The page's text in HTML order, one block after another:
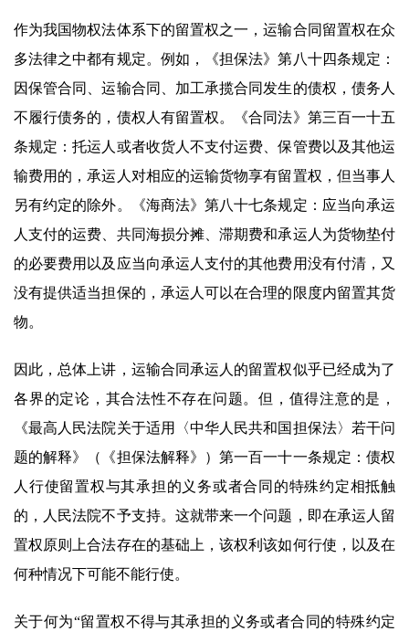
作为我国物权法体系下的留置权之一，运输合同留置权在众
多法律之中都有规定。例如，《担保法》第八十四条规定：
因保管合同、运输合同、加工承揽合同发生的债权，债务人
不履行债务的，债权人有留置权。《合同法》第三百一十五
条规定：托运人或者收货人不支付运费、保管费以及其他运
输费用的，承运人对相应的运输货物享有留置权，但当事人
另有约定的除外。《海商法》第八十七条规定：应当向承运
人支付的运费、共同海损分摊、滞期费和承运人为货物垫付
的必要费用以及应当向承运人支付的其他费用没有付清，又
没有提供适当担保的，承运人可以在合理的限度内留置其货
物。
因此，总体上讲，运输合同承运人的留置权似乎已经成为了
各界的定论，其合法性不存在问题。但，值得注意的是，
《最高人民法院关于适用〈中华人民共和国担保法〉若干问
题的解释》（《担保法解释》）第一百一十一条规定：债权
人行使留置权与其承担的义务或者合同的特殊约定相抵触
的，人民法院不予支持。这就带来一个问题，即在承运人留
置权原则上合法存在的基础上，该权利该如何行使，以及在
何种情况下可能不能行使。
关于何为“留置权不得与其承担的义务或者合同的特殊约定